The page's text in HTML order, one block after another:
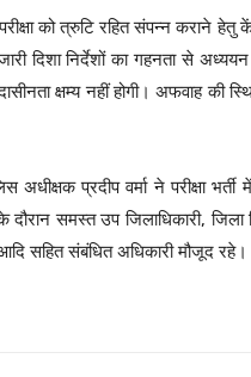
को त्रुटि रहित संपन्न कराने हेतु
दिशा निर्देशों का गहनता से
क्षम्य नहीं होगी। अफवाह की
प्रदीप वर्मा ने परीक्षा
समस्त उप जिलाधिकारी, जिला
सहित संबंधित अधिकारी मौजूद रहे।